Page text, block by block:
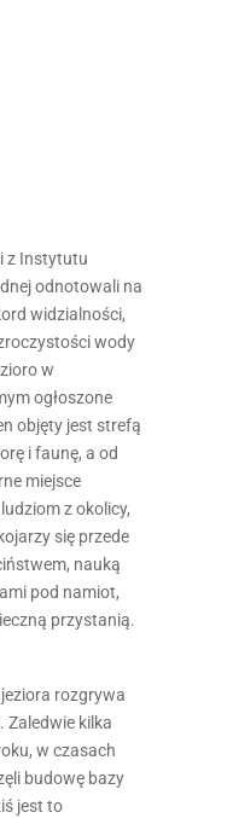
z Instytutu
odnotowali na
widzialności,
wody
w
ogłoszone
objęty jest strefą
i faunę, a od
miejsce
z okolicy,
się przede
nauką
pod namiot,
przystanią.
rozgrywa
Zaledwie kilka
w czasach
budowę bazy
jest to